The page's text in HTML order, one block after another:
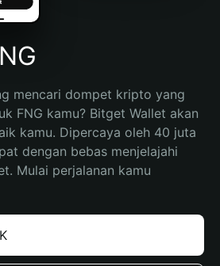
mencari dompet kripto yang
FNG kamu? Bitget Wallet akan
kamu. Dipercaya oleh 40 juta
dengan bebas menjelajahi
Mulai perjalanan kamu